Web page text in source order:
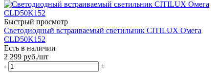
Быстрый просмотр
Светодиодный встраиваемый светильник CITILUX Омега
CLD50K152
Есть в наличии
2 299 руб./шт
-
+